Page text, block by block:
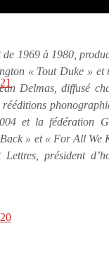
1969 à 1980,
« Tout Duke » et
Delmas, diffusé
et la fédération
» et « For All We
président